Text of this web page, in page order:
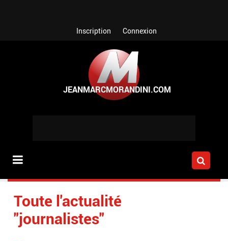
Inscription Connexion
Toute l'actualité
"journalistes"